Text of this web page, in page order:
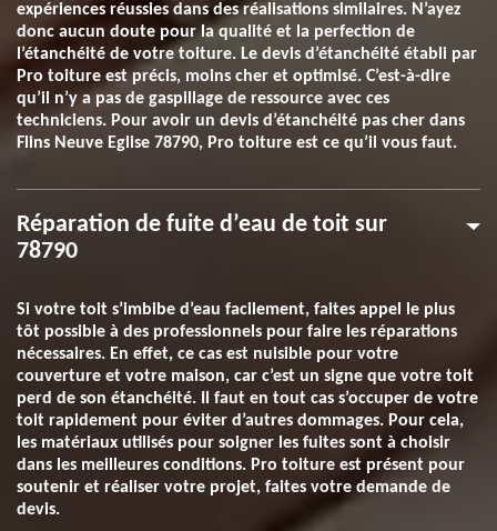
expériences réussies dans des réalisations similaires. N’ayez
donc aucun doute pour la qualité et la perfection de
l’étanchéité de votre toiture. Le devis d’étanchéité établi par
Pro toiture est précis, moins cher et optimisé. C’est-à-dire
qu’il n’y a pas de gaspillage de ressource avec ces
techniciens. Pour avoir un devis d’étanchéité pas cher dans
Flins Neuve Eglise 78790, Pro toiture est ce qu’il vous faut.
Réparation de fuite d’eau de toit sur
78790
Si votre toit s’imbibe d’eau facilement, faites appel le plus
tôt possible à des professionnels pour faire les réparations
nécessaires. En effet, ce cas est nuisible pour votre
couverture et votre maison, car c’est un signe que votre toit
perd de son étanchéité. Il faut en tout cas s’occuper de votre
toit rapidement pour éviter d’autres dommages. Pour cela,
les matériaux utilisés pour soigner les fuites sont à choisir
dans les meilleures conditions. Pro toiture est présent pour
soutenir et réaliser votre projet, faites votre demande de
devis.